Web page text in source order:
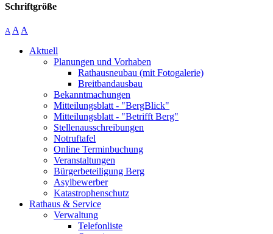
Schriftgröße
A A A
Aktuell
Planungen und Vorhaben
Rathausneubau (mit Fotogalerie)
Breitbandausbau
Bekanntmachungen
Mitteilungsblatt - "BergBlick"
Mitteilungsblatt - "Betrifft Berg"
Stellenausschreibungen
Notruftafel
Online Terminbuchung
Veranstaltungen
Bürgerbeteiligung Berg
Asylbewerber
Katastrophenschutz
Rathaus & Service
Verwaltung
Telefonliste